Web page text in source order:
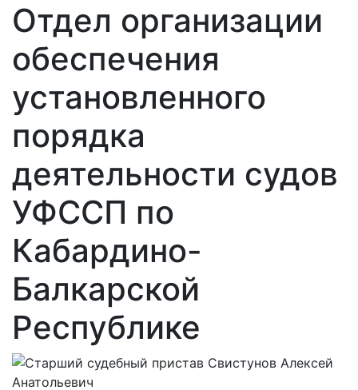
Отдел организации
обеспечения
установленного
порядка
деятельности судов
УФССП по
Кабардино-
Балкарской
Республике